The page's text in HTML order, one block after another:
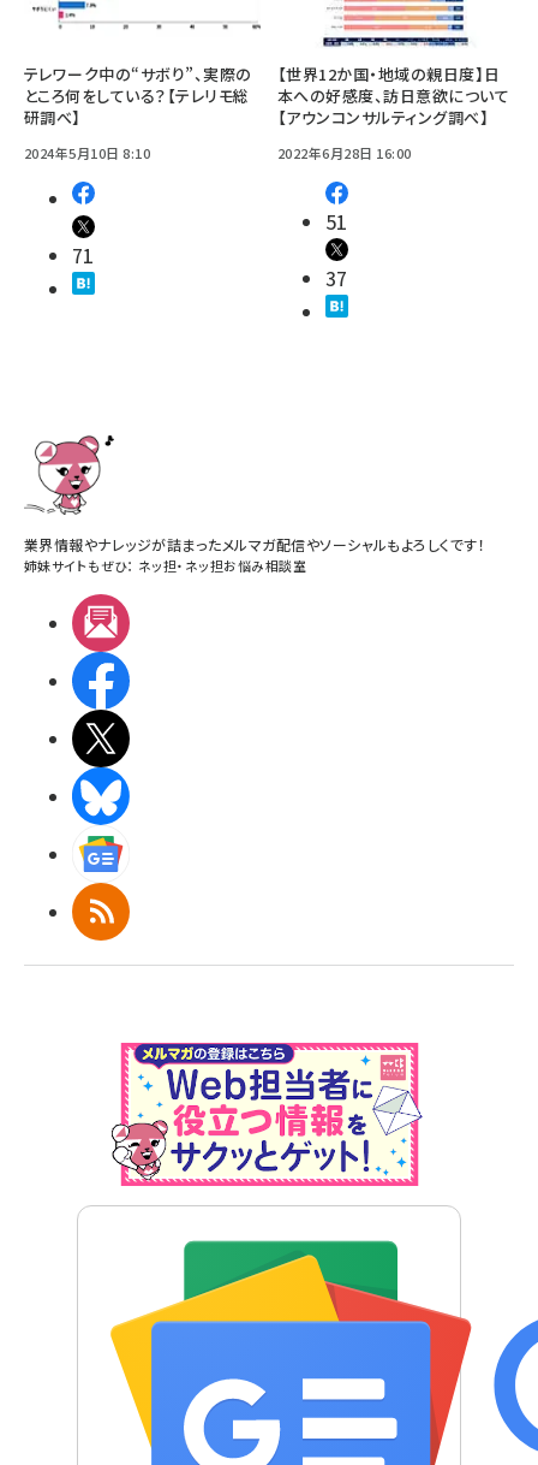
テレワーク中の“サボり”、実際の
ところ何をしている？【テレリモ総
研調べ】
2024年5月10日 8:10
71
【世界12か国・地域の親日度】日
本への好感度、訪日意欲について
【アウンコンサルティング調べ】
2022年6月28日 16:00
51
37
業界情報やナレッジが詰まったメルマガ配信やソーシャルもよろしくです！
姉妹サイトもぜひ： ネッ担・ ネッ担お悩み相談室
RSS